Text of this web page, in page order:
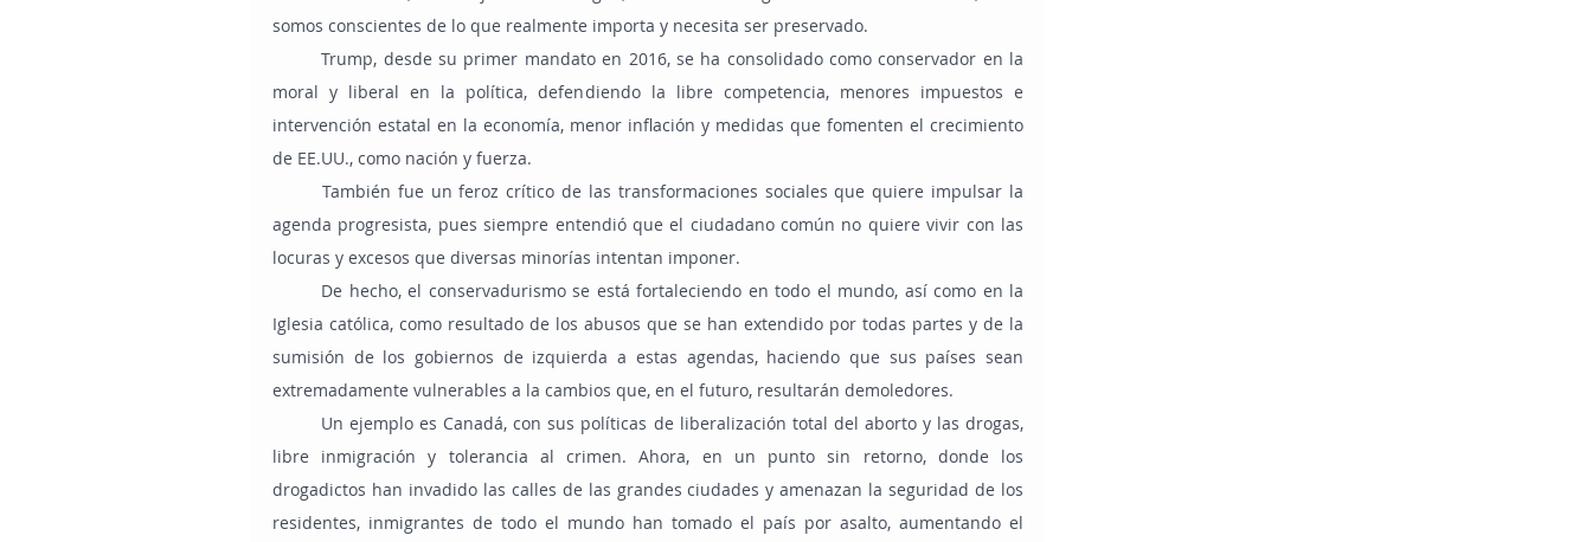
somos conscientes de lo que realmente importa y necesita ser preservado.
	Trump, desde su primer mandato en 2016, se ha consolidado como conservador en la
moral y liberal en la política, defendiendo la libre competencia, menores impuestos e
intervención estatal en la economía, menor inflación y medidas que fomenten el crecimiento
de EE.UU., como nación y fuerza.
agenda progresista, pues siempre entendió que el ciudadano común no quiere vivir con las
locuras y excesos que diversas minorías intentan imponer.
Iglesia católica, como resultado de los abusos que se han extendido por todas partes y de la
sumisión de los gobiernos de izquierda a estas agendas, haciendo que sus países sean
extremadamente vulnerables a la cambios que, en el futuro, resultarán demoledores.
libre inmigración y tolerancia al crimen. Ahora, en un punto sin retorno, donde los
drogadictos han invadido las calles de las grandes ciudades y amenazan la seguridad de los
residentes, inmigrantes de todo el mundo han tomado el país por asalto, aumentando el